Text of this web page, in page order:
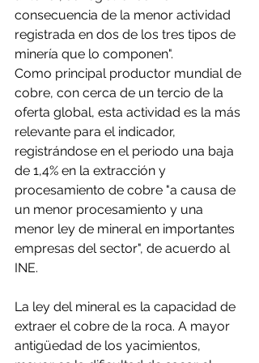
consecuencia de la menor actividad
registrada en dos de los tres tipos de
minería que lo componen".
Como principal productor mundial de
cobre, con cerca de un tercio de la
oferta global, esta actividad es la más
relevante para el indicador,
registrándose en el periodo una baja
de 1,4% en la extracción y
procesamiento de cobre "a causa de
un menor procesamiento y una
menor ley de mineral en importantes
empresas del sector", de acuerdo al
INE.
La ley del mineral es la capacidad de
extraer el cobre de la roca. A mayor
antigüedad de los yacimientos,